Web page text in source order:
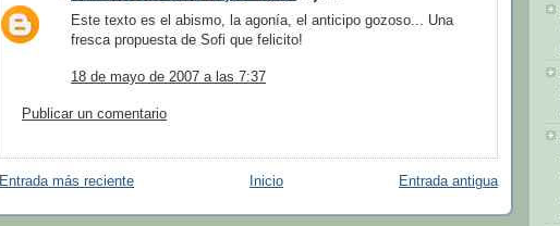
Este texto es el abismo, la agonía, el anticipo gozoso... Una
fresca propuesta de Sofi que felicito!
18 de mayo de 2007 a las 7:37
Publicar un comentario
Entrada más reciente Entrada antigua
Inicio